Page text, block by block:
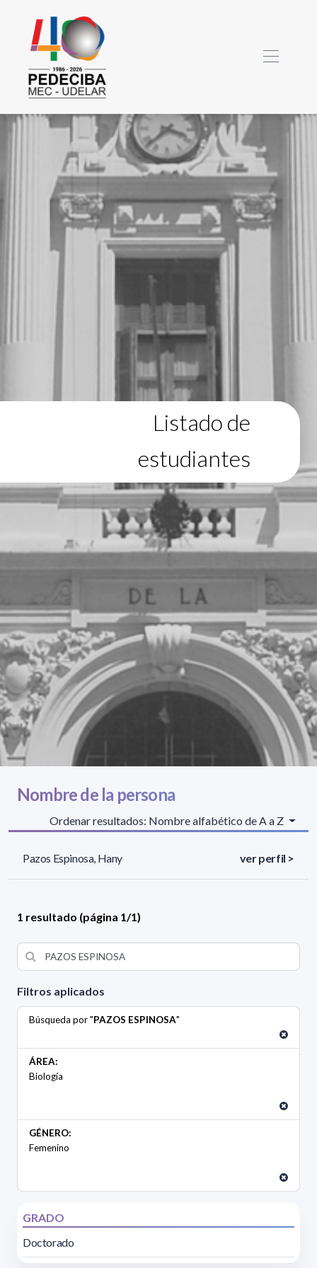
Listado de
estudiantes
Filtros aplicados
Búsqueda por "PAZOS ESPINOSA"
ÁREA:
Biología
GÉNERO:
Femenino
GRADO
Doctorado
Nombre de la persona
Ordenar resultados: Nombre alfabético de A a Z
Pazos Espinosa, Hany ver perfil >
1 resultado (página 1/1)